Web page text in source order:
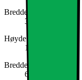
Bredde (cm)
3.5
Høyde (ink. emballasje)
146,0 mm
Bredde (ink. emballasje)
63,0 mm